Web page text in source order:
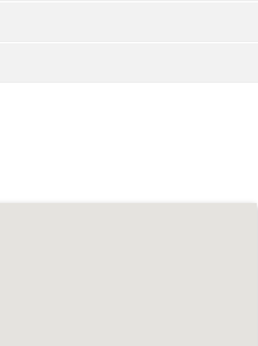
di Navelli, a cui si